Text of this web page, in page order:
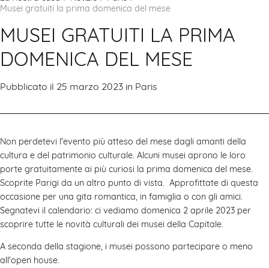
Musei gratuiti la prima domenica del mese
MUSEI GRATUITI LA PRIMA
DOMENICA DEL MESE
Pubblicato il 25 marzo 2023 in Paris
Non perdetevi l'evento più atteso del mese dagli amanti della
cultura e del patrimonio culturale. Alcuni musei aprono le loro
porte gratuitamente ai più curiosi la prima domenica del mese.
Scoprite Parigi da un altro punto di vista. Approfittate di questa
occasione per una gita romantica, in famiglia o con gli amici.
Segnatevi il calendario: ci vediamo domenica 2 aprile 2023 per
scoprire tutte le novità culturali dei musei della Capitale.
A seconda della stagione, i musei possono partecipare o meno
all'open house.